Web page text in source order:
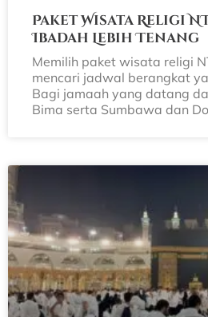
Paket Wisata Religi
Ibadah Lebih Tenang
Memilih paket wisata religi
mencari jadwal berangkat
Bagi jamaah yang datang
Bima serta Sumbawa dan